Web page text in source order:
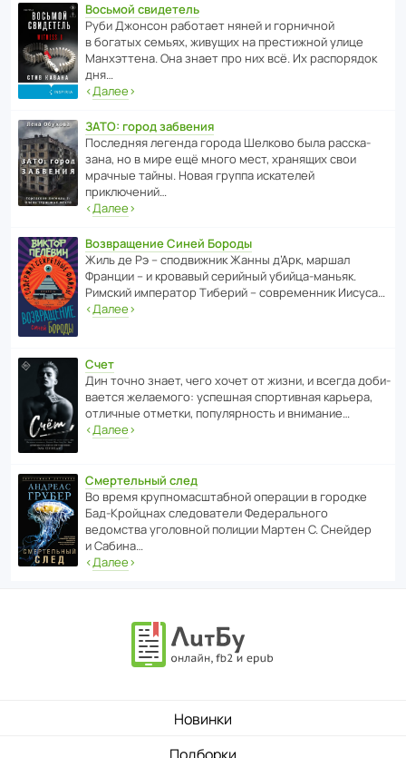
Восьмой свидетель
Руби Джонсон рабо­тает няней и горни­чной
в богатых семьях, живущих на прес­ти­жной улице
Манх­эт­тена. Она знает про них всё. Их распо­рядок
дня…
‹Далее›
ЗАТО: город забвения
После­дняя легенда города Шелково была расска­
зана, но в мире ещё много мест, хранящих свои
мрачные тайны. Новая группа иска­телей
приключений…
‹Далее›
Возвращение Синей Бороды
Жиль де Рэ – спод­ви­жник Жанны д’Арк, маршал
Франции – и кровавый серийный убийца-маньяк.
Римский импе­ратор Тиберий – совре­менник Иисуса…
‹Далее›
Счет
Дин точно знает, чего хочет от жизни, и всегда доби­
ва­ется жела­е­мого: успе­шная спор­ти­вная карьера,
отли­чные отметки, попу­ля­р­ность и внимание…
‹Далее›
Смертельный след
Во время круп­но­мас­ш­та­бной операции в городке
Бад‑Крой­цнах следо­ва­тели Феде­раль­ного
ведомства уголо­вной полиции Мартен С. Снейдер
и Сабина…
‹Далее›
Новинки